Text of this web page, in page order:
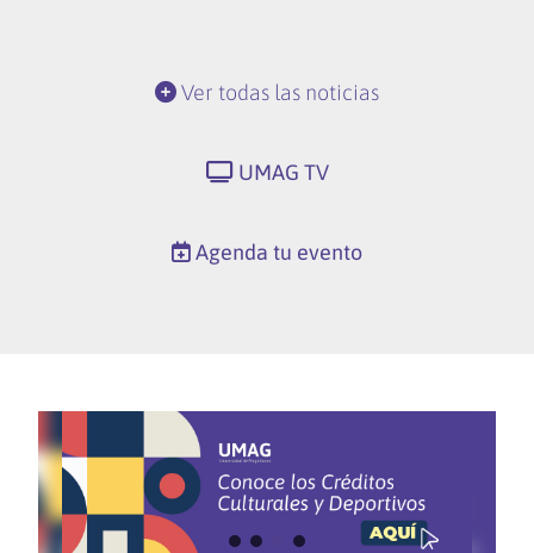
Ver todas las noticias
UMAG TV
Agenda tu evento